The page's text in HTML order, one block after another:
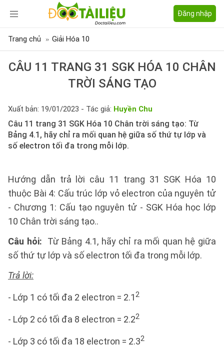
Đăng nhập
Trang chủ Giải Hóa 10
CÂU 11 TRANG 31 SGK HÓA 10 CHÂN
TRỜI SÁNG TẠO
Xuất bản: 19/01/2023 - Tác giả: Huyền Chu
Câu 11 trang 31 SGK Hóa 10 Chân trời sáng tạo: Từ
Bảng 4.1, hãy chỉ ra mối quan hệ giữa số thứ tự lớp và
số electron tối đa trong mỗi lớp.
Hướng dẫn trả lời câu 11 trang 31 SGK Hóa 10
thuộc Bài 4: Cấu trúc lớp vỏ electron của nguyên tử
- Chương 1: Cấu tạo nguyên tử - SGK Hóa học lớp
10 Chân trời sáng tạo..
Câu hỏi:
Từ Bảng 4.1, hãy chỉ ra mối quan hệ giữa
số thứ tự lớp và số electron tối đa trong mỗi lớp.
Trả lời:
- Lớp 1 có tối đa 2 electron = 2.12
- Lớp 2 có tối đa 8 electron = 2.22
- Lớp 3 có tối đa 18 electron = 2.32